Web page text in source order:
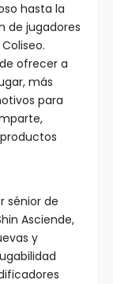
hasta la
de jugadores
ofrecer a
más
para
sénior de
Asciende,
y